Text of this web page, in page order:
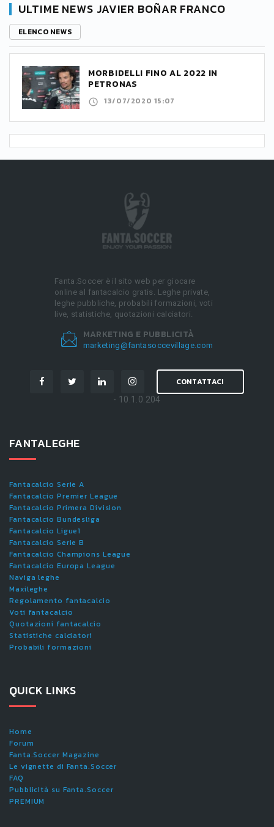
ULTIME NEWS JAVIER BOÑAR FRANCO
ELENCO NEWS
MORBIDELLI FINO AL 2022 IN
PETRONAS
13/07/2020 15:07
Fanta.Soccer è il sito web per giocare
online al fantacalcio gratis. Leghe private,
leghe pubbliche, probabili formazioni, voti
live, statistiche, quotazioni calciatori.
MARKETING E PUBBLICITÀ
marketing@fantasoccevillage.com
CONTATTACI
- 10.1.0.204
FANTALEGHE
Fantacalcio Serie A
Fantacalcio Premier League
Fantacalcio Primera Division
Fantacalcio Bundesliga
Fantacalcio Ligue1
Fantacalcio Serie B
Fantacalcio Champions League
Fantacalcio Europa League
Naviga leghe
Maxileghe
Regolamento fantacalcio
Voti fantacalcio
Quotazioni fantacalcio
Statistiche calciatori
Probabili formazioni
QUICK LINKS
Home
Forum
Fanta.Soccer Magazine
Le vignette di Fanta.Soccer
FAQ
Pubblicità su Fanta.Soccer
PREMIUM